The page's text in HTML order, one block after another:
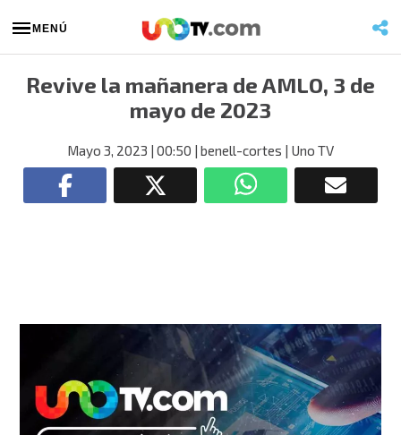
MENÚ
Revive la mañanera de AMLO, 3 de
mayo de 2023
Mayo 3, 2023 | 00:50 | benell-cortes | Uno TV